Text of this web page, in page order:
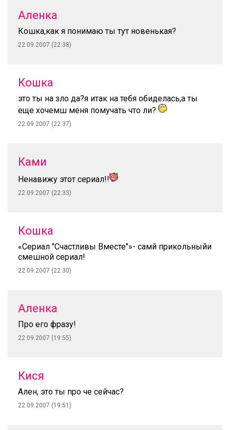
Аленка
Кошка,как я понимаю ты тут новенькая?
22.09.2007 (22:38)
Кошка
это ты на зло да?я итак на тебя обиделась,а ты
еще хочемш меня помучать что ли?
22.09.2007 (22:37)
Ками
Ненавижу этот сериал!!
22.09.2007 (22:33)
Кошка
«Сериал "Счастливы Вместе"»- самй прикольныйи
смешной сериал!
22.09.2007 (22:30)
Аленка
Про его фразу!
22.09.2007 (19:55)
Кися
Ален, это ты про че сейчас?
22.09.2007 (19:51)